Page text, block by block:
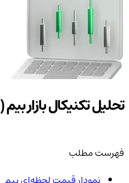
تحلیل تکنیکال بازار بیم (BEAM)
فهرست مطلب